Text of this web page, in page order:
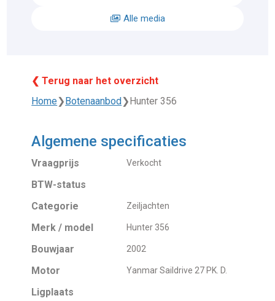
Alle media
❮ Terug naar het overzicht
Home❯Botenaanbod❯Hunter 356
Algemene specificaties
Vraagprijs Verkocht
BTW-status
Categorie
Zeiljachten
Merk / model Hunter 356
Bouwjaar 2002
Motor Yanmar Saildrive 27 PK. D.
Ligplaats